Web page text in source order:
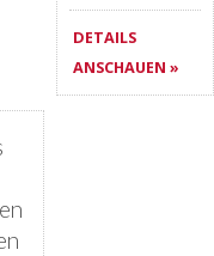
DETAILS
ANSCHAUEN »